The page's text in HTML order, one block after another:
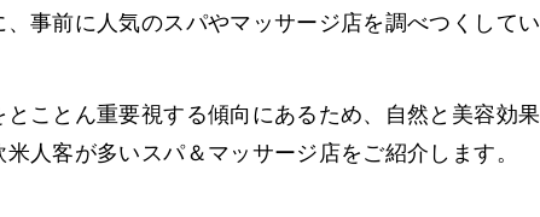
事前に人気のスパやマッサージ店を調べつくしてい
ことん重要視する傾向にあるため、自然と美容効果
人客が多いスパ＆マッサージ店をご紹介します。